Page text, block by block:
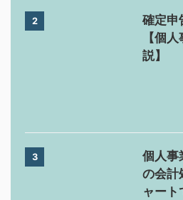
2
確定
【個
説】
3
個人事
の会計
ャート